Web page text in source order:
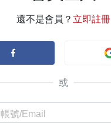
還不是會員？ 立即註冊
或
帳號/Email